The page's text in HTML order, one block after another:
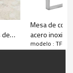
de
Mesa de
acero
cruzadas
modelo : TF-